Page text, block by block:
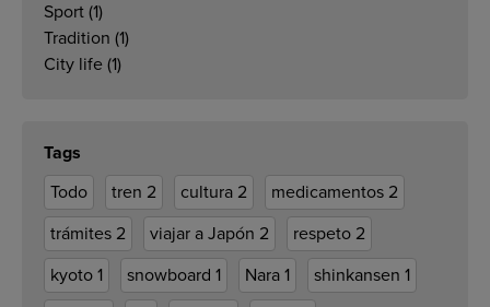
Sport (1)
Tradition (1)
City life (1)
Tags
Todo
tren 2 cultura 2 medicamentos 2
trámites 2 viajar a Japón 2 respeto 2
kyoto 1 snowboard 1 Nara 1 shinkansen 1